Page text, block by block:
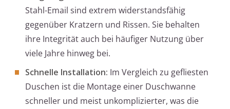
Stahl-Email sind extrem widerstandsfähig
gegenüber Kratzern und Rissen. Sie behalten
ihre Integrität auch bei häufiger Nutzung über
viele Jahre hinweg bei.
Schnelle Installation: Im Vergleich zu gefliesten
Duschen ist die Montage einer Duschwanne
schneller und meist unkomplizierter, was die